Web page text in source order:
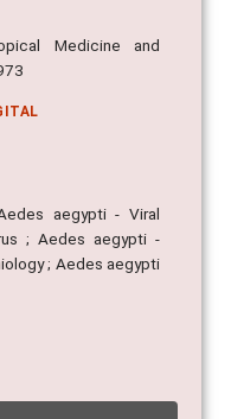
Medicine and
aegypti - Viral
; Aedes aegypti -
; Aedes aegypti